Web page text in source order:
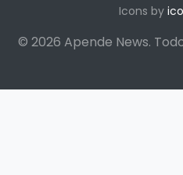
Icons by
© 2026 Apende News.